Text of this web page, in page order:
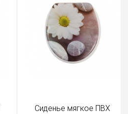
Сиденье мягкое ПВХ